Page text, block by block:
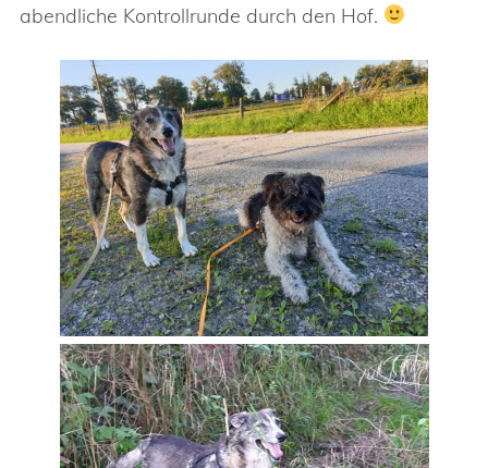
abendliche Kontrollrunde durch den Hof.